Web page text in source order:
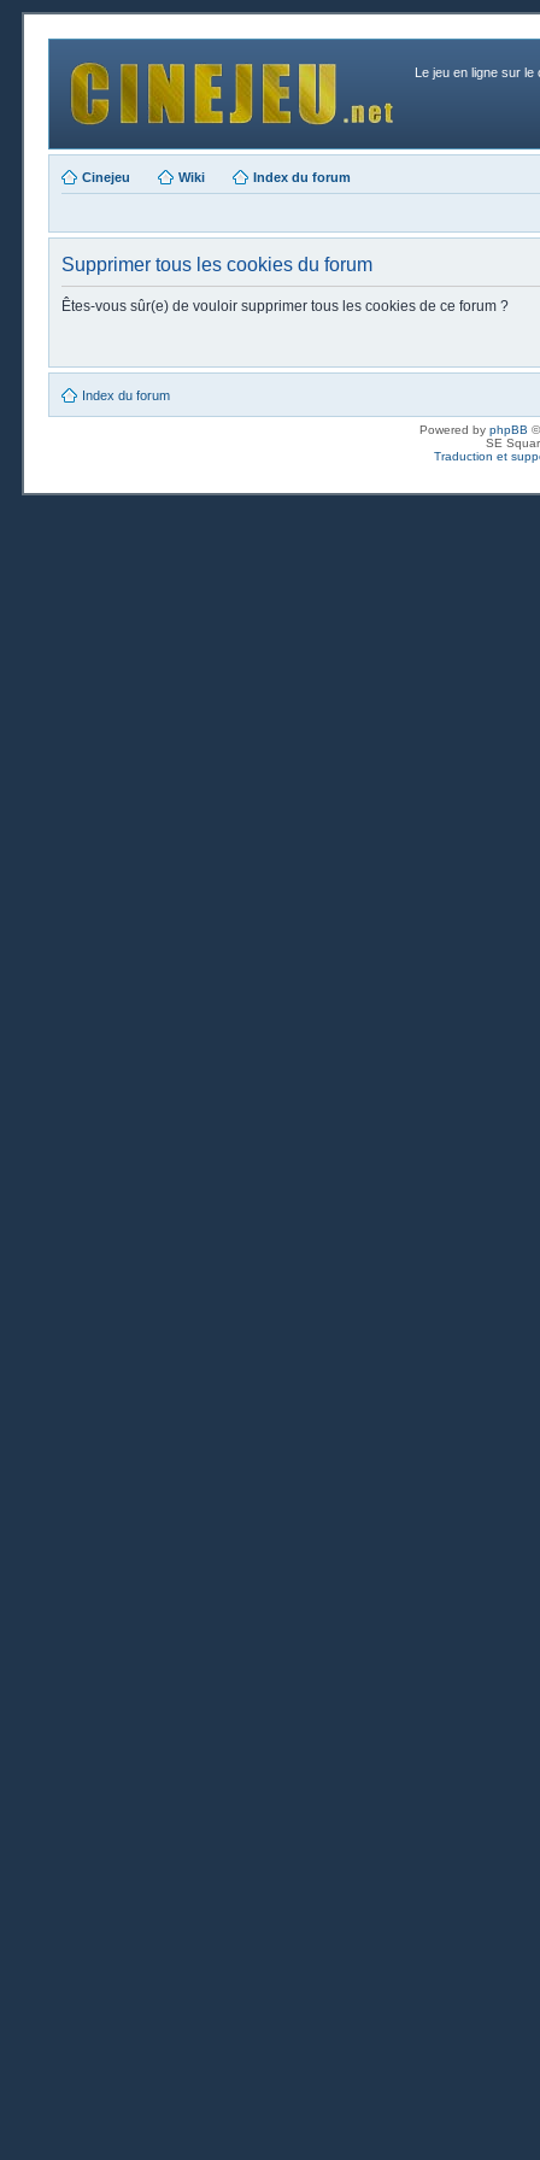
Le jeu en ligne sur le
Cinejeu Wiki Index du forum
Supprimer tous les cookies du forum
Êtes-vous sûr(e) de vouloir supprimer tous les cookies de ce forum ?
Index du forum
Powered by phpBB
SE
Traduction et